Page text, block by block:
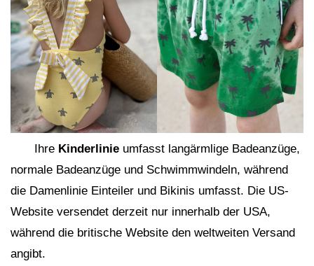
Ihre Kinderlinie umfasst langärmlige Badeanzüge,
normale Badeanzüge und Schwimmwindeln, während
die Damenlinie Einteiler und Bikinis umfasst. Die US-
Website versendet derzeit nur innerhalb der USA,
während die britische Website den weltweiten Versand
angibt.